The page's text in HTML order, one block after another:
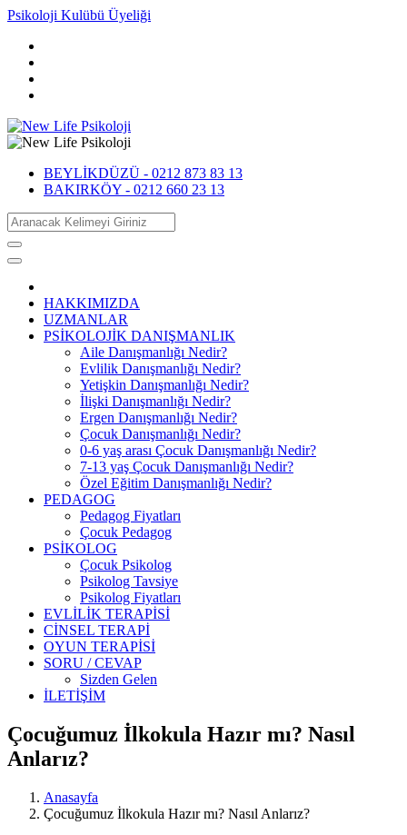
Psikoloji Kulübü Üyeliği
BEYLİKDÜZÜ - 0212 873 83 13
BAKIRKÖY - 0212 660 23 13
HAKKIMIZDA
UZMANLAR
PSİKOLOJİK DANIŞMANLIK
Aile Danışmanlığı Nedir?
Evlilik Danışmanlığı Nedir?
Yetişkin Danışmanlığı Nedir?
İlişki Danışmanlığı Nedir?
Ergen Danışmanlığı Nedir?
Çocuk Danışmanlığı Nedir?
0-6 yaş arası Çocuk Danışmanlığı Nedir?
7-13 yaş Çocuk Danışmanlığı Nedir?
Özel Eğitim Danışmanlığı Nedir?
PEDAGOG
Pedagog Fiyatları
Çocuk Pedagog
PSİKOLOG
Çocuk Psikolog
Psikolog Tavsiye
Psikolog Fiyatları
EVLİLİK TERAPİSİ
CİNSEL TERAPİ
OYUN TERAPİSİ
SORU / CEVAP
Sizden Gelen
İLETİŞİM
Çocuğumuz İlkokula Hazır mı? Nasıl
Anlarız?
Anasayfa
Çocuğumuz İlkokula Hazır mı? Nasıl Anlarız?